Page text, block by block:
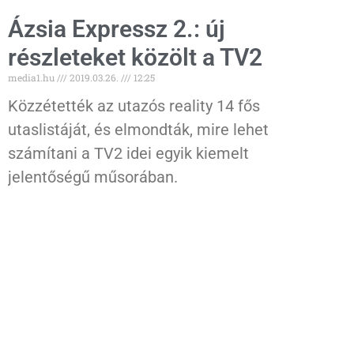
Ázsia Expressz 2.: új
részleteket közölt a TV2
media1.hu 2019.03.26. 12:25
Közzétették az utazós reality 14 fős
utaslistáját, és elmondták, mire lehet
számítani a TV2 idei egyik kiemelt
jelentőségű műsorában.